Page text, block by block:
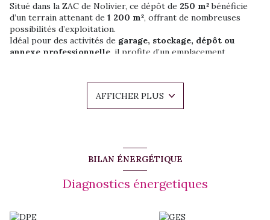
Situé dans la ZAC de Nolivier, ce dépôt de 250 m²bénéficie
d’un terrain attenant de 1 200 m², offrant de nombreuses
possibilités d’exploitation.
Idéal pour des activités de garage, stockage, dépôt ou
annexe professionnelle , il profite d’un emplacement
Conditions financières :
Loyer mensuel : 2 500 €
Disponibilité : immédiate
Contact : Flavie Sanchez – 0690 41 99 74
AFFICHER PLUS
BILAN ÉNERGÉTIQUE
Diagnostics énergetiques